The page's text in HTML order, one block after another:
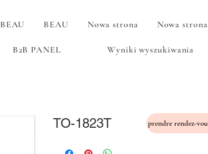
BEAU BEAU Nowa strona Nowa strona
B2B PANEL Wyniki wyszukiwania
TO-1823T